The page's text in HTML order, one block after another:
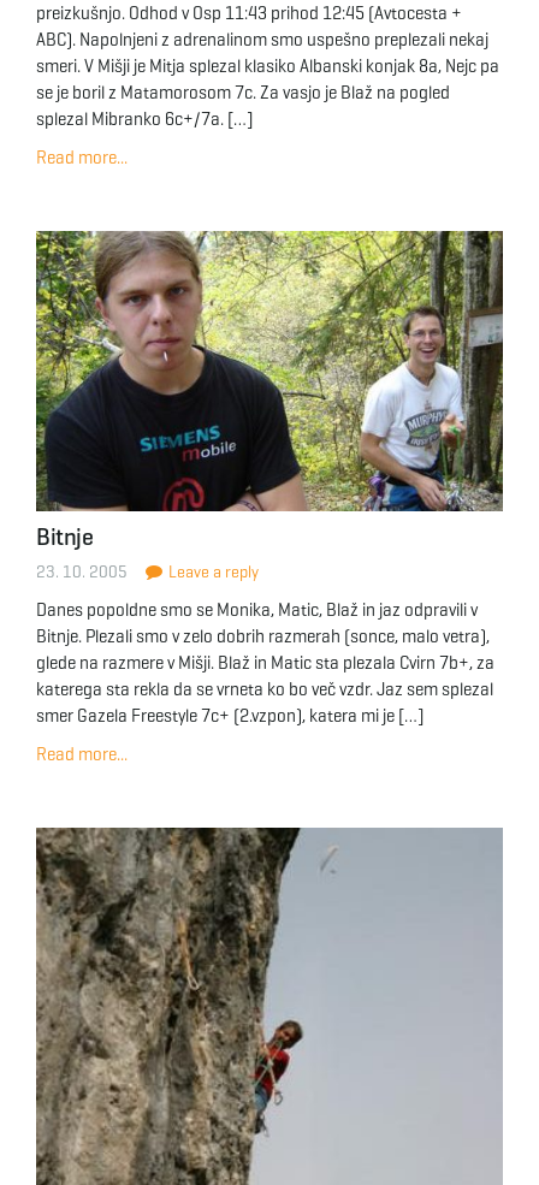
preizkušnjo. Odhod v Osp 11:43 prihod 12:45 (Avtocesta +
ABC). Napolnjeni z adrenalinom smo uspešno preplezali nekaj
smeri. V Mišji je Mitja splezal klasiko Albanski konjak 8a, Nejc pa
se je boril z Matamorosom 7c. Za vasjo je Blaž na pogled
splezal Mibranko 6c+/7a. […]
Read more...
Bitnje
23. 10. 2005 Leave a reply
Danes popoldne smo se Monika, Matic, Blaž in jaz odpravili v
Bitnje. Plezali smo v zelo dobrih razmerah (sonce, malo vetra),
glede na razmere v Mišji. Blaž in Matic sta plezala Cvirn 7b+, za
katerega sta rekla da se vrneta ko bo več vzdr. Jaz sem splezal
smer Gazela Freestyle 7c+ (2.vzpon), katera mi je […]
Read more...